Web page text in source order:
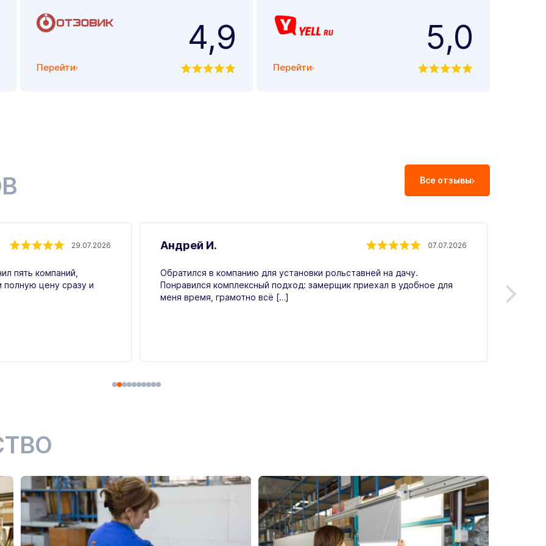
Перейти
4,9
Перейти
5,0
Все отзывы
29.07.2026
пять компаний,
полную цену сразу и
Андрей И. 07.07.2026
Обратился в компанию для установки рольставней на дачу.
Понравился комплексный подход: замерщик приехал в удобное для
меня время, грамотно всё […]